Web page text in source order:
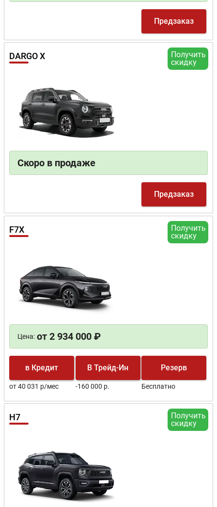
Предзаказ
Получить
скидку
DARGO X
Скоро в продаже
Предзаказ
Получить
скидку
F7X
Цена: от 2 934 000 ₽
в Кредит
от 40 031 р/мес
В Трейд-Ин
-160 000 р.
Резерв
Бесплатно
Получить
скидку
H7